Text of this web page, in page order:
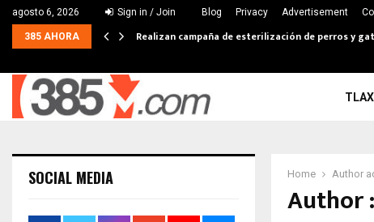
agosto 6, 2026 Sign in / Join Blog Privacy Advertisement
385 AHORA Realizan campaña de esterilización de perros y
Home Author
Author :
SOCIAL MEDIA